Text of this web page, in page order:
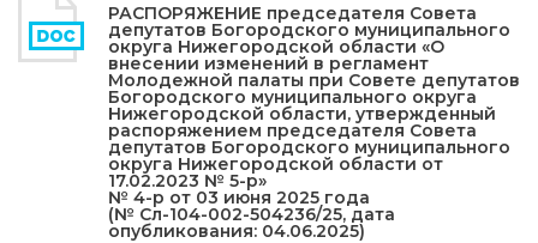
РАСПОРЯЖЕНИЕ председателя Совета
депутатов Богородского муниципального
округа Нижегородской области «О
внесении изменений в регламент
Молодежной палаты при Совете депутатов
Богородского муниципального округа
Нижегородской области, утвержденный
распоряжением председателя Совета
депутатов Богородского муниципального
округа Нижегородской области от
17.02.2023 № 5-р»
№ 4-р от 03 июня 2025 года
(№ Сл-104-002-504236/25, дата
опубликования: 04.06.2025)